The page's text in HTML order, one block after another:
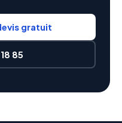
gratuit
85